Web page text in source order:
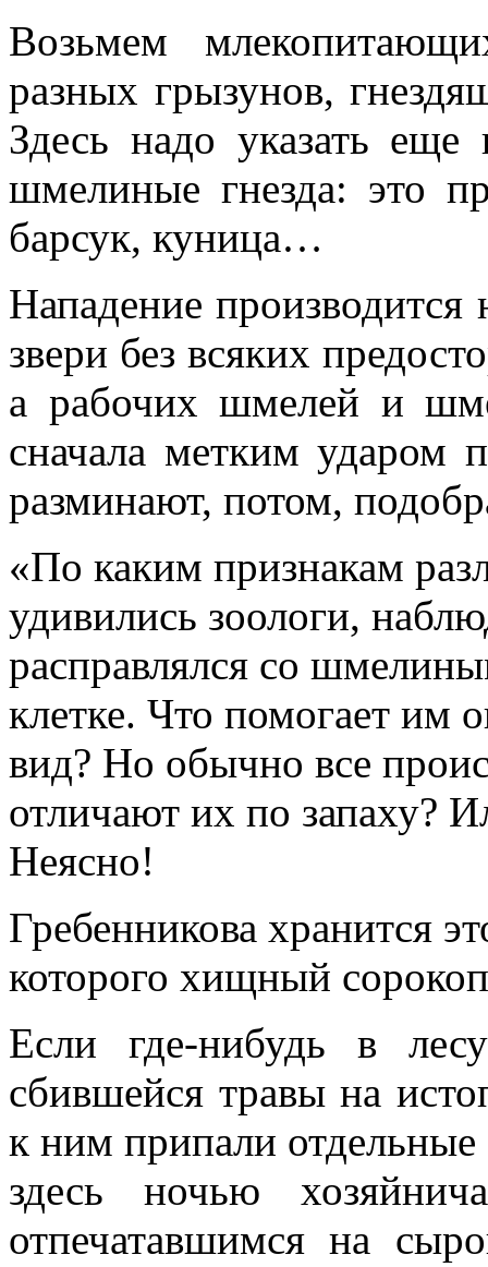
Возьмем
разных грызунов,
Здесь надо указать
шмелиные гнезда: это
барсук, куница…
Нападение
звери без всяких
а рабочих шмелей и
сначала метким ударом
разминают, потом,
«По каким признакам
удивились зоологи,
расправлялся со
клетке. Что помогает им
вид? Но обычно все
отличают их по запаху?
Неясно!
Гребенникова хранится
которого хищный
Если где-нибудь в
сбившейся травы на
к ним припали
здесь ночью
отпечатавшимся на